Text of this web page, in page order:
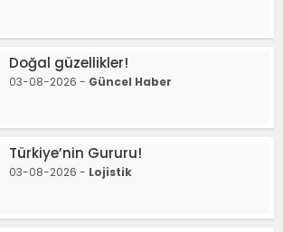
Doğal güzellikler!
03-08-2026 - Güncel Haber
Türkiye’nin Gururu!
03-08-2026 - Lojistik